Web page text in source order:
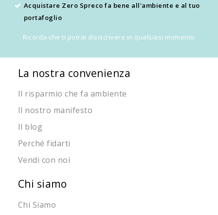
Acquistare Zero Spreco fa bene all'ambiente e al tuo
portafoglio
Ricorda che ti potrai disiscrivere in qualsiasi momento
La nostra convenienza
Il risparmio che fa ambiente
Il nostro manifesto
Il blog
Perché fidarti
Vendi con noi
Chi siamo
Chi Siamo